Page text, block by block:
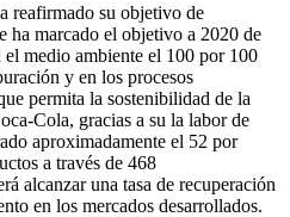
reafirmado su objetivo de
ha marcado el objetivo a 2020 de
el medio ambiente el 100 por 100
y en los procesos
permita la sostenibilidad de la
Cola, gracias a su la labor de
aproximadamente el 52 por
a través de 468
alcanzar una tasa de recuperación
en los mercados desarrollados.